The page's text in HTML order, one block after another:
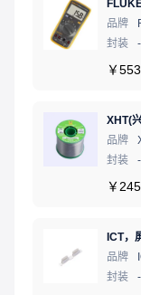
品牌
封装
-
￥
品牌
封装
-
￥ 245
品牌
封装
-